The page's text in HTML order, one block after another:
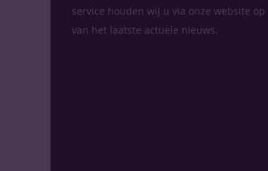
service houden wij u via onze website op
van het laatste actuele nieuws.